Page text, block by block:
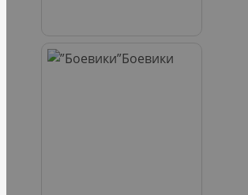
Боевики